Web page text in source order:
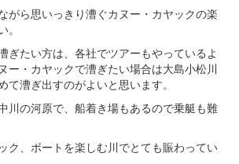
がら思いっきり漕ぐカヌー・カヤックの楽
ぎたい方は、各社でツアーもやっているよ
ー・カヤックで漕ぎたい場合は大島小松川
て漕ぎ出すのがよいと思います。
川の河原で、船着き場もあるので乗艇も難
ク、ボートを楽しむ川でとても賑わってい